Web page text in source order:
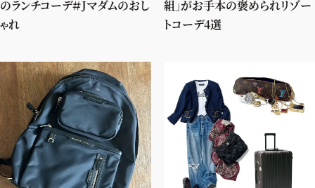
のランチコーデ＃Jマダムのおし
ゃれ
組」がお手本の褒められリゾー
トコーデ4選